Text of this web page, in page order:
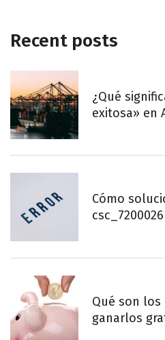
Recent posts
¿Qué
exitosa» en
Cómo
Qué son
ganarlos